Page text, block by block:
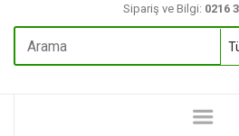
Sipariş ve Bilgi: 0216